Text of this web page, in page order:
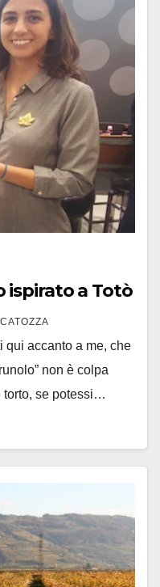
ispirato a Totò
qui accanto a me, che
non è colpa
torto, se potessi…